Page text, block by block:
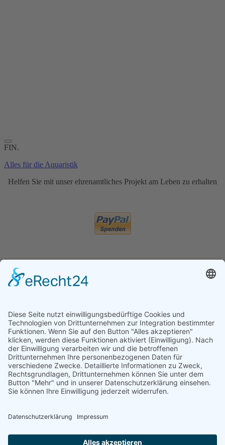
FIN.
Alles für die Aquaristik
Helfen Sie mit unser ehrenamtliches Projekt am Leben zu erhalten
Heute306
Gestern312